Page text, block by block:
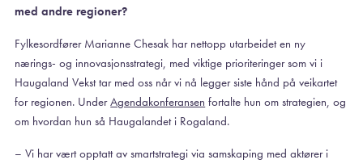
med andre regioner?
Fylkesordfører Marianne Chesak har nettopp utarbeidet en ny
nærings- og innovasjonsstrategi, med viktige prioriteringer som vi i
Haugaland Vekst tar med oss når vi nå legger siste hånd på veikartet
for regionen. UnderAgendakonferansen fortalte hun om strategien, og
om hvordan hun så Haugalandet i Rogaland.
– Vi har vært opptatt av smartstrategi via samskaping med aktører i